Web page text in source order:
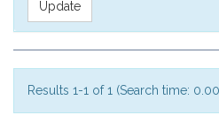
Results 1-1 of 1 (Search time: